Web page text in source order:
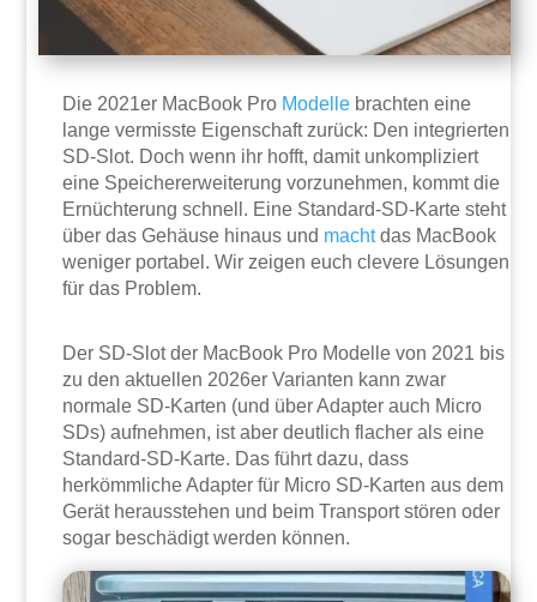
Die 2021er MacBook Pro Modelle brachten eine
lange vermisste Eigenschaft zurück: Den integrierten
SD-Slot. Doch wenn ihr hofft, damit unkompliziert
eine Speichererweiterung vorzunehmen, kommt die
Ernüchterung schnell. Eine Standard-SD-Karte steht
über das Gehäuse hinaus und machtdas MacBook
weniger portabel. Wir zeigen euch clevere Lösungen
für das Problem.
Der SD-Slot der MacBook Pro Modelle von 2021 bis
zu den aktuellen 2026er Varianten kann zwar
normale SD-Karten (und über Adapter auch Micro
SDs) aufnehmen, ist aber deutlich flacher als eine
Standard-SD-Karte. Das führt dazu, dass
herkömmliche Adapter für Micro SD-Karten aus dem
Gerät herausstehen und beim Transport stören oder
sogar beschädigt werden können.